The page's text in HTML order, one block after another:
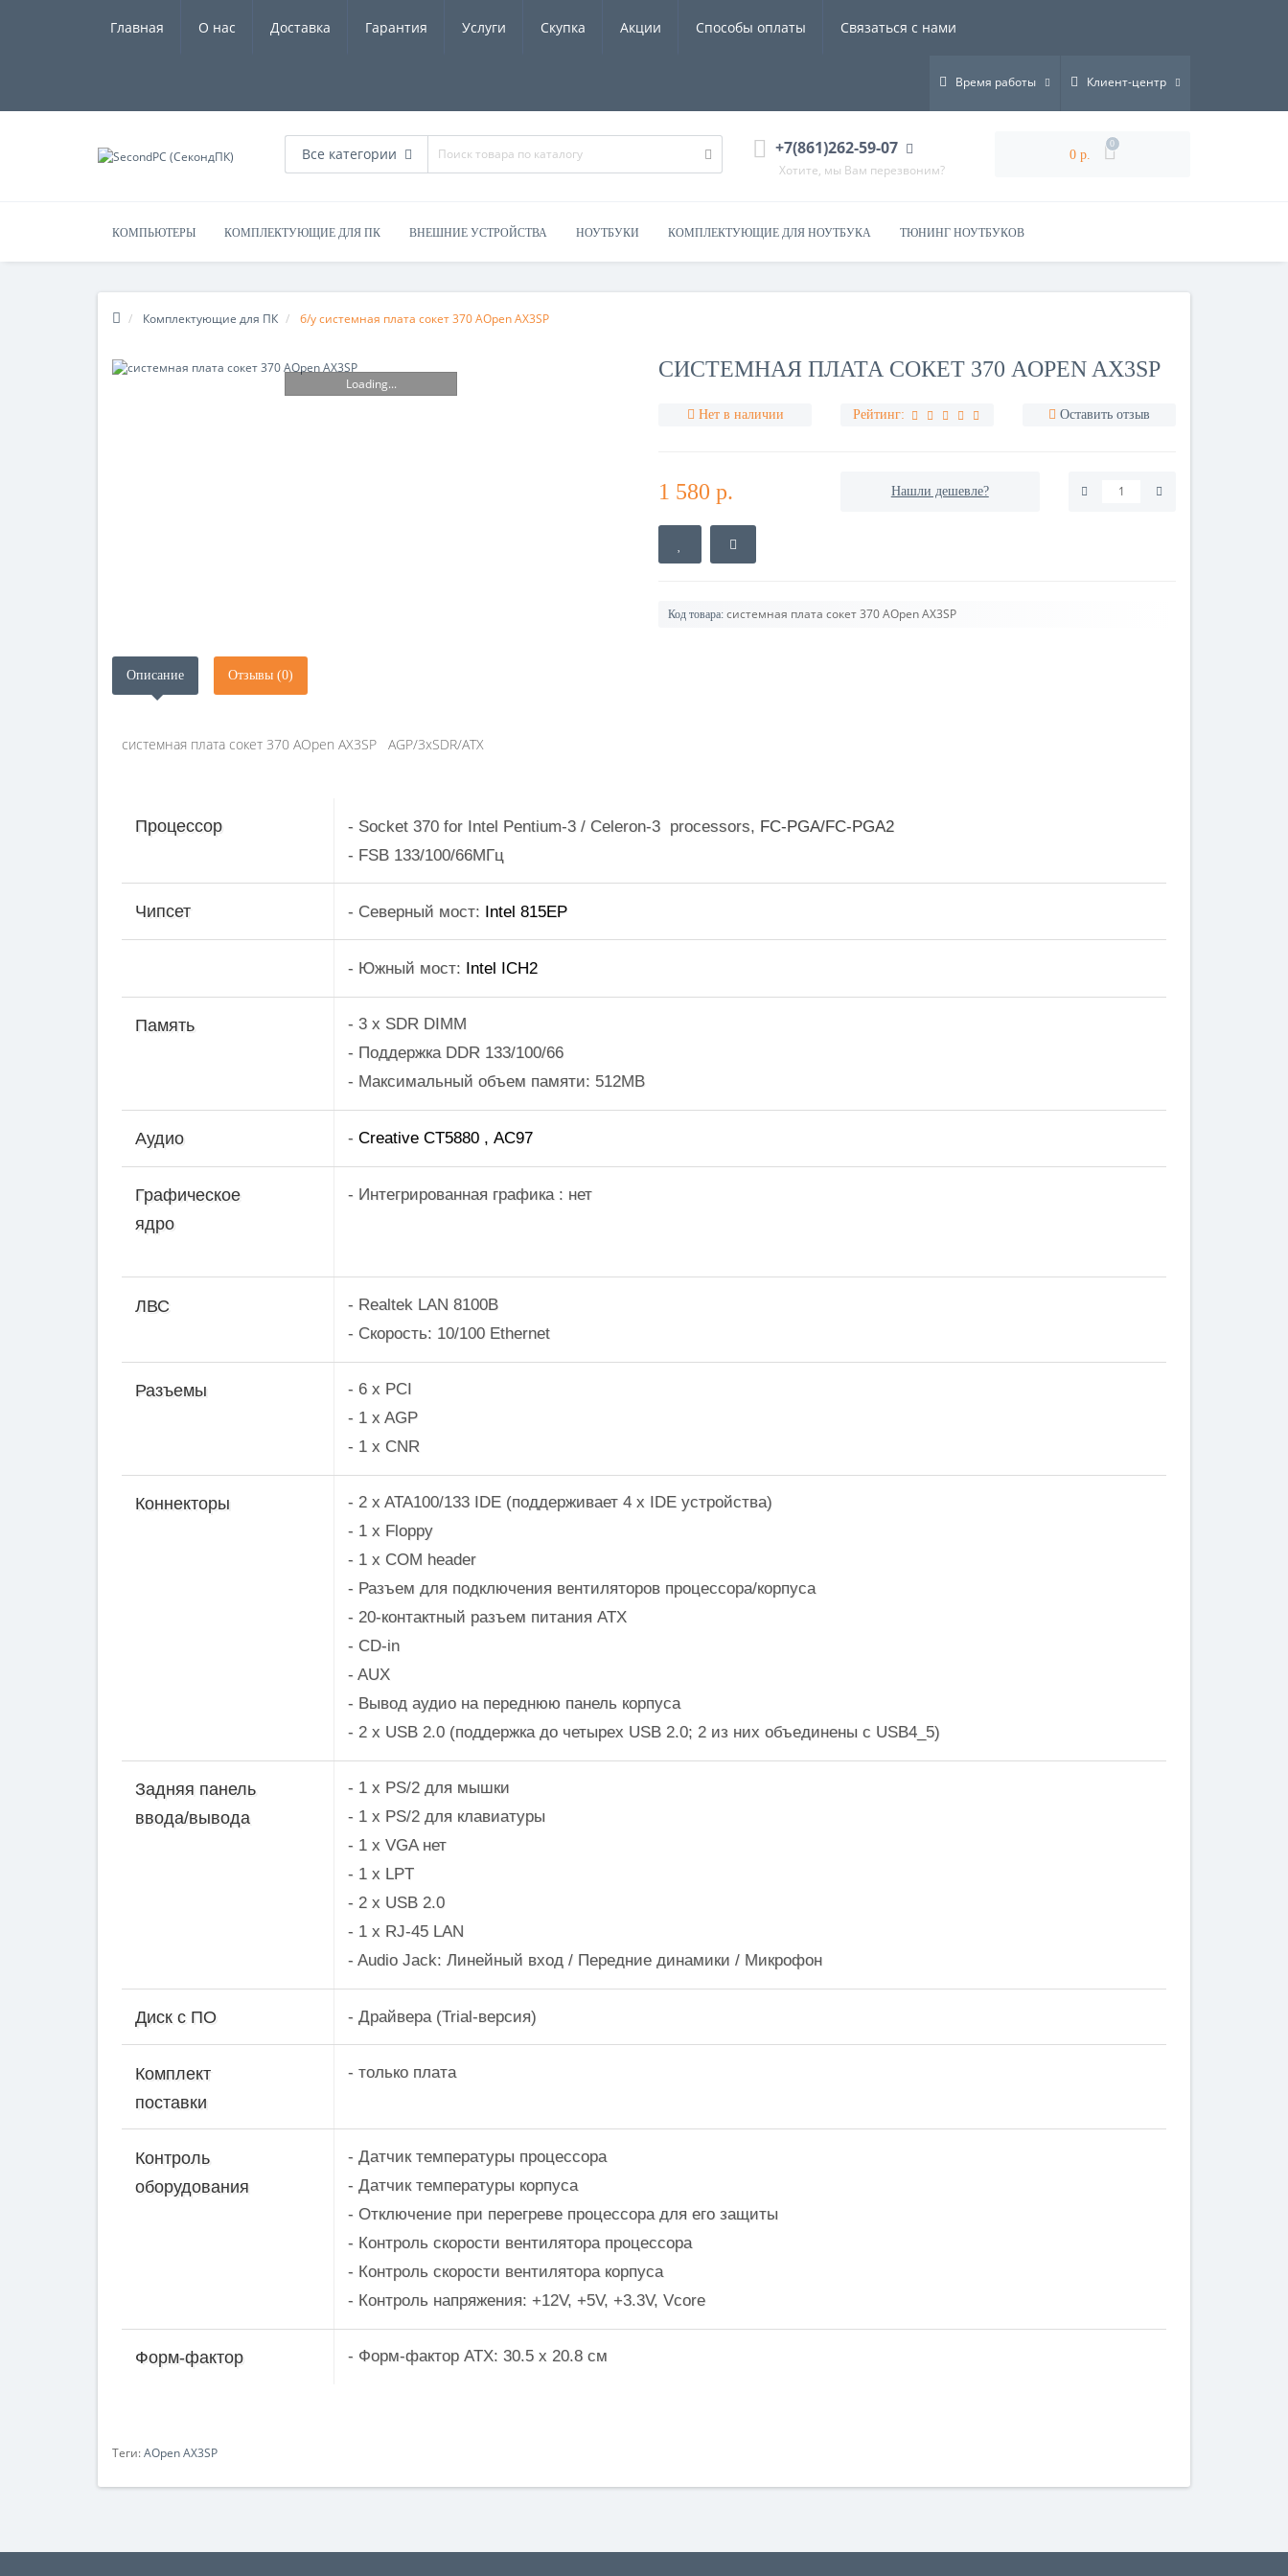
Главная О нас Доставка Гарантия Услуги Скупка Акции Способы оплаты Связаться с нами
Время работы Клиент-центр
Все категории +7(861)262-59-07
Хотите, мы Вам перезвоним?
0 р.
0
КОМПЬЮТЕРЫ КОМПЛЕКТУЮЩИЕ ДЛЯ ПК ВНЕШНИЕ УСТРОЙСТВА НОУТБУКИ КОМПЛЕКТУЮЩИЕ ДЛЯ НОУТБУКА ТЮНИНГ НОУТБУКОВ
Комплектующие для ПК б/у системная плата сокет 370 AOpen AX3SP
Loading...
СИСТЕМНАЯ ПЛАТА СОКЕТ 370 AOPEN AX3SP
Нет в наличии Рейтинг: Оставить отзыв
1 580 р. Нашли дешевле?
Код товара: системная плата сокет 370 AOpen AX3SP
Описание Отзывы (0)
системная плата сокет 370 AOpen AX3SP AGP/3xSDR/ATX
Процессор - Socket 370 for Intel Pentium-3 / Celeron-3 processors, FC-PGA/FC-PGA2
- FSB 133/100/66МГц
Чипсет - Северный мост: Intel 815EP
- Южный мост: Intel ICH2
Память
- 3 x SDR DIMM
- Поддержка DDR 133/100/66
- Максимальный объем памяти: 512MB
Аудио - Creative CT5880, АС97
Графическое
ядро
- Интегрированная графика : нет
ЛВС
- Realtek LAN 8100B
- Скорость: 10/100 Ethernet
Разъемы
- 6 x PCI
- 1 x AGP
- 1 x СNR
Коннекторы
- 2 x ATA100/133 IDE (поддерживает 4 x IDE устройства)
- 1 x Floppy
- 1 x COM header
- Разъем для подключения вентиляторов процессора/корпуса
- 20-контактный разъем питания ATX
- CD-in
- AUX
- Вывод аудио на переднюю панель корпуса
- 2 x USB 2.0 (поддержка до четырех USB 2.0; 2 из них объединены с USB4_5)
Задняя панель
ввода/вывода
- 1 x PS/2 для мышки
- 1 x PS/2 для клавиатуры
- 1 x VGA нет
- 1 x LPT
- 2 x USB 2.0
- 1 x RJ-45 LAN
- Audio Jack: Линейный вход / Передние динамики / Микрофон
Диск с ПО - Драйвера (Trial-версия)
Комплект
поставки
- только плата
Контроль
оборудования
- Датчик температуры процессора
- Датчик температуры корпуса
- Отключение при перегреве процессора для его защиты
- Контроль скорости вентилятора процессора
- Контроль скорости вентилятора корпуса
- Контроль напряжения: +12V, +5V, +3.3V, Vcore
Форм-фактор - Форм-фактор ATX: 30.5 x 20.8 см
Теги:AOpen AX3SP